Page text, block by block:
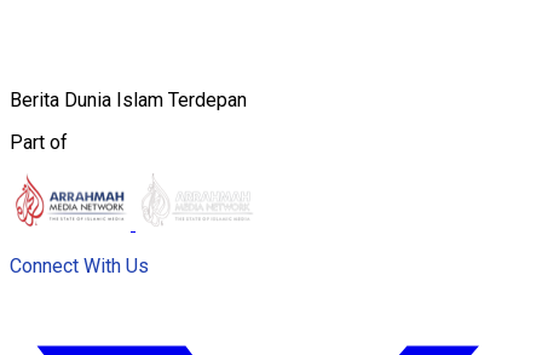
Berita Dunia Islam Terdepan
Part of
Connect With Us